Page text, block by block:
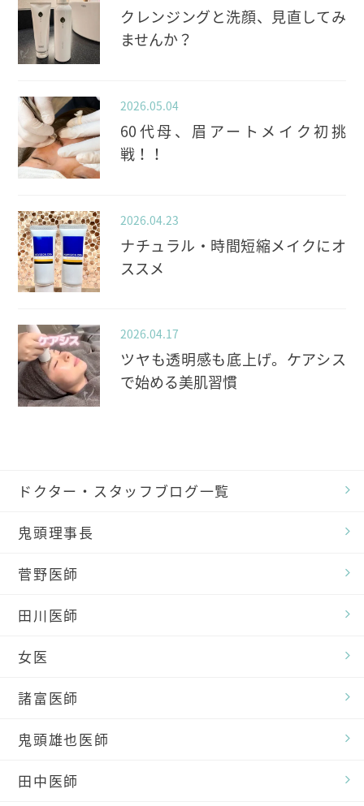
クレンジングと洗顔、見直してみ
ませんか？
2026.05.04
60代母、眉アートメイク初挑
戦！！
2026.04.23
ナチュラル・時間短縮メイクにオ
ススメ
2026.04.17
ツヤも透明感も底上げ。ケアシス
で始める美肌習慣
ドクター・スタッフブログ一覧
鬼頭理事長
菅野医師
田川医師
女医
諸富医師
鬼頭雄也医師
田中医師